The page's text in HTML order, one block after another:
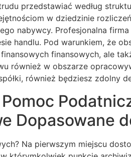
przedstawiać według
w dziedzinie
nabywcy. Profesjonalna
handlu. Pod warunkiem, że
finansowych, ale
również w obszarze
również będziesz zdolny
Dopasowane
Na pierwszym miejscu